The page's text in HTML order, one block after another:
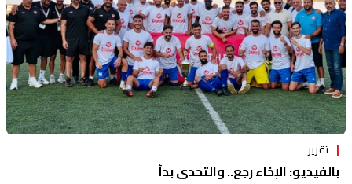
تقرير
بالفيديو: الإخاء رجع.. والتحدي بدأ